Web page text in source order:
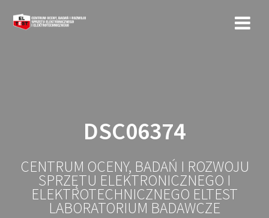
DSC06374
CENTRUM OCENY, BADAŃ I ROZWOJU
SPRZĘTU ELEKTRONICZNEGO I
ELEKTROTECHNICZNEGO ELTEST
LABORATORIUM BADAWCZE